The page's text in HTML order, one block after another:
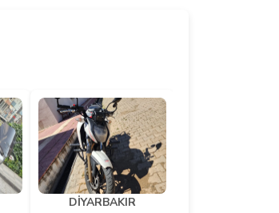
DİYARBAKIR